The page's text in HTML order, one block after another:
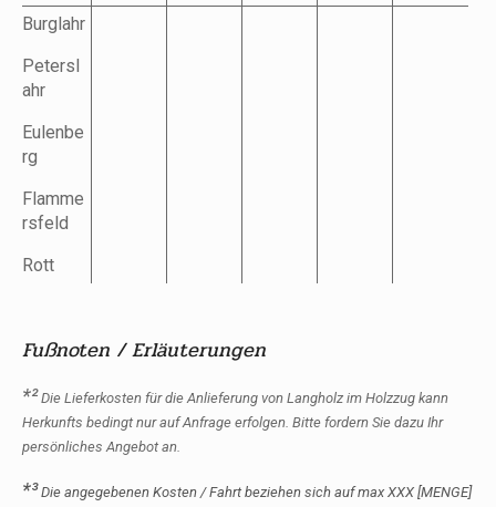
Burglahr
Petersl
ahr
Eulenbe
rg
Flamme
rsfeld
Rott
Fußnoten / Erläuterungen
*² Die Lieferkosten für die Anlieferung von Langholz im Holzzug kann
Herkunfts bedingt nur auf Anfrage erfolgen. Bitte fordern Sie dazu Ihr
persönliches Angebot an.
*³ Die angegebenen Kosten / Fahrt beziehen sich auf max XXX [MENGE]